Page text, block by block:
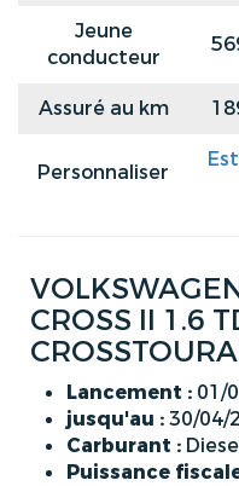
Jeune
conducteur
Assuré au km
Personnaliser
CROSS II 1.6
Lancement : 01/
jusqu'au :30/04/
Carburant :
Puissance